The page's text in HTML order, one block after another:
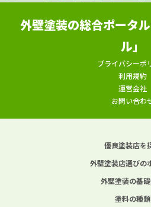
外壁塗装の総合ポータ
ル」
プライバシーポ
利用規約
運営会社
お問い合わ
優良塗装店を
外壁塗装店選びの
外壁塗装の基
塗料の種類